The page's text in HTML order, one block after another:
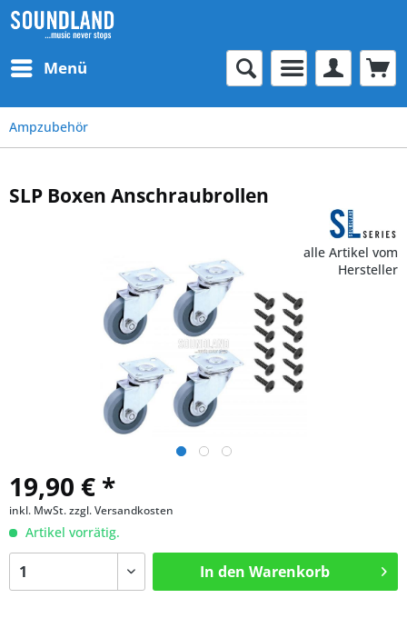
Menü
Ampzubehör
SLP Boxen Anschraubrollen
alle Artikel vom
Hersteller
19,90 € *
inkl. MwSt.zzgl. Versandkosten
Artikel vorrätig.
In den Warenkorb